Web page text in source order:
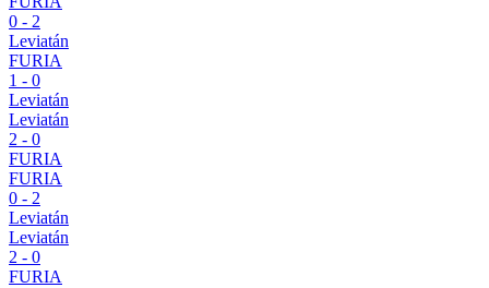
0 - 2
Leviatán
FURIA
1 - 0
Leviatán
Leviatán
2 - 0
FURIA
FURIA
0 - 2
Leviatán
Leviatán
2 - 0
FURIA